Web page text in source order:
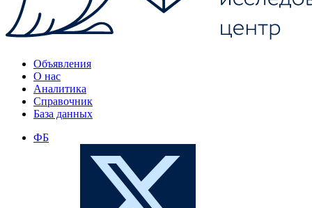
Объявления
О нас
Аналитика
Справочник
База данных
ФБ